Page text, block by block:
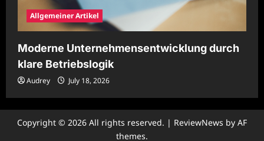
Allgemeiner Artikel
Moderne Unternehmensentwicklung durch
klare Betriebslogik
Audrey July 18, 2026
Copyright © 2026 All rights reserved. | ReviewNews by AF
themes.